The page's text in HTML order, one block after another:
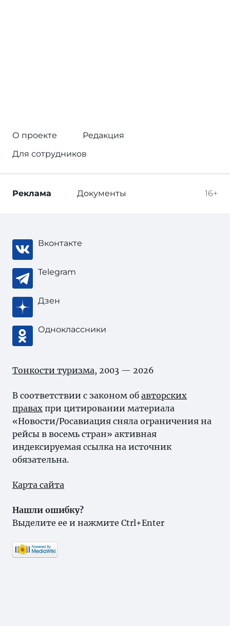
О проекте
Редакция
Для сотрудников
16+
Реклама Документы
Вконтакте
Telegram
Дзен
Одноклассники
Тонкости туризма, 2003 — 2026
В соответствии с законом об авторских
правах при цитировании материала
«Новости/Росавиация сняла ограничения на
рейсы в восемь стран» активная
индексируемая ссылка на источник
обязательна.
Карта сайта
Нашли ошибку?
Выделите ее и нажмите Ctrl+Enter